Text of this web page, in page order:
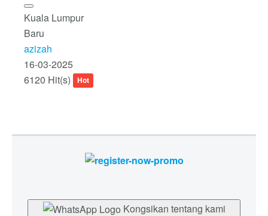
Kuala Lumpur
Baru
azizah
16-03-2025
6120 Hit(s)
Hot